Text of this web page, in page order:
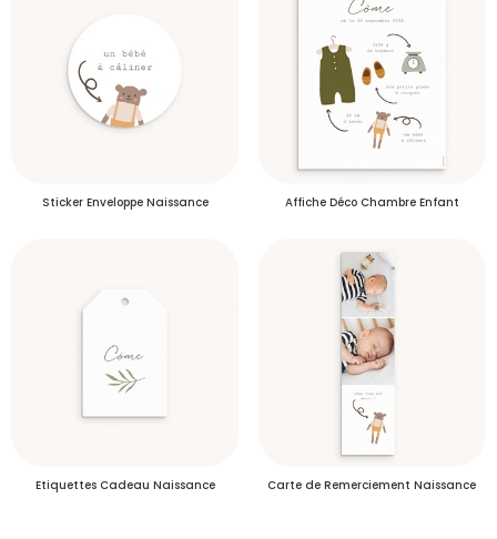
Délais de livraison des échantillons
Sticker Enveloppe Naissance Affiche Déco Chambre Enfant
Etiquettes Cadeau Naissance Carte de Remerciement Naissance